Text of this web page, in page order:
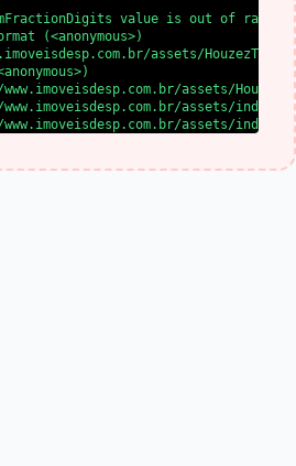
value is out of range.
(<anonymous>)
assets/
assets/
assets/index-
assets/index-
assets/index-
assets/index-